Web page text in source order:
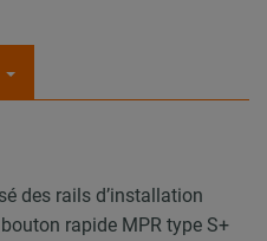
des rails d’installation
rapide MPR type S+